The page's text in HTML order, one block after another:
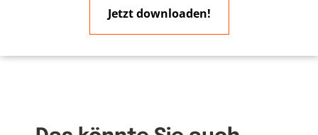
wie gedacht. Einfach, mal eben, schnell.
nicht. Und ich will es auch gar nicht können!
Jetzt downloaden!